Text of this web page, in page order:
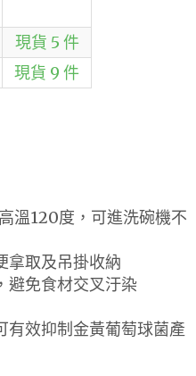
現貨 5 件
現貨 9 件
溫120度，可進洗碗機不
拿取及吊掛收納
避免食材交叉汙染
有效抑制金黃葡萄球菌產